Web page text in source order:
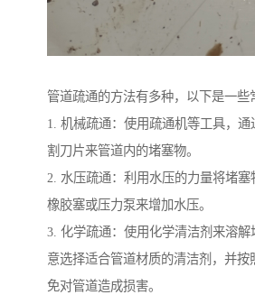
管道疏通的方法有多种，以下是一些
1. 机械疏通：使用疏通机等工具，
割刀片来管道内的堵塞物。
2. 水压疏通：利用水压的力量将堵塞
橡胶塞或压力泵来增加水压。
3. 化学疏通：使用化学清洁剂来溶
意选择适合管道材质的清洁剂，并按
免对管道造成损害。